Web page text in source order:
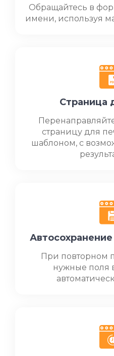
Обращайтесь в
имени, используя
Страница
страницу для
шаблоном, с
При повторном
нужные поля